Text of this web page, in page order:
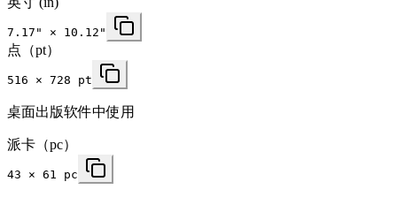
7.17 " × 10.12 "
点（pt）
516 × 728 pt
桌面出版软件中使用
派卡（pc）
43 × 61 pc